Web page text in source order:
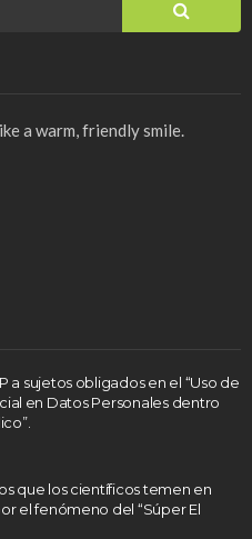
a warm, friendly smile.
a sujetos obligados en el “Uso de
en Datos Personales dentro
que los científicos temen en
el fenómeno del “Súper El